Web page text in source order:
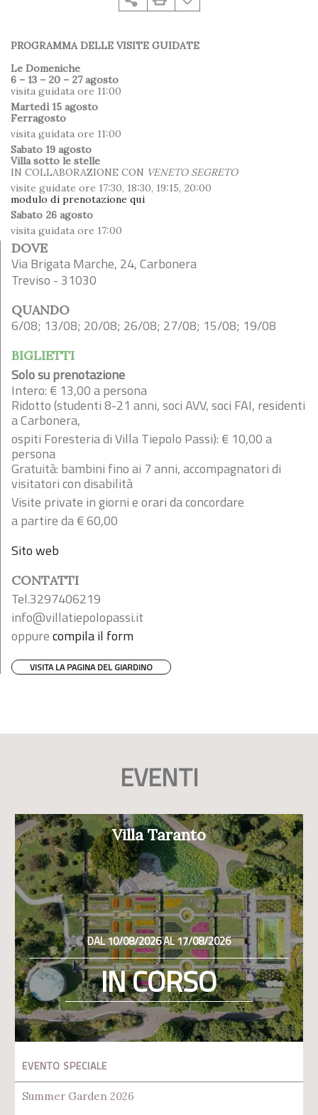
PROGRAMMA DELLE VISITE GUIDATE
Le Domeniche
6 – 13 – 20 – 27 agosto
visita guidata ore 11:00
Martedì 15 agosto
Ferragosto
visita guidata ore 11:00
Sabato 19 agosto
Villa sotto le stelle
IN COLLABORAZIONE CON VENETO SEGRETO
visite guidate ore 17:30, 18:30, 19:15, 20:00
modulo di prenotazione qui
Sabato 26 agosto
visita guidata ore 17:00
DOVE
Via Brigata Marche, 24, Carbonera
Treviso - 31030
QUANDO
6/08; 13/08; 20/08; 26/08; 27/08; 15/08; 19/08
BIGLIETTI
Solo su prenotazione
Intero: € 13,00 a persona
Ridotto (studenti 8-21 anni, soci AVV, soci FAI, residenti
a Carbonera,
ospiti Foresteria di Villa Tiepolo Passi): € 10,00 a
persona
Gratuità: bambini fino ai 7 anni, accompagnatori di
visitatori con disabilità
Visite private in giorni e orari da concordare
a partire da € 60,00
Sito web
CONTATTI
Tel.3297406219
info@villatiepolopassi.it
oppurecompila il form
VISITA LA PAGINA DEL GIARDINO
EVENTI
Villa Taranto
DAL 10/08/2026 AL 17/08/2026
IN CORSO
EVENTO SPECIALE
Summer Garden 2026